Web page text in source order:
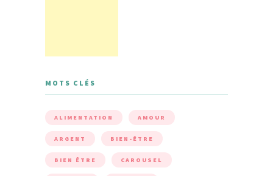
MOTS CLÉS
ALIMENTATION AMOUR
ARGENT BIEN-ÊTRE
BIEN ÊTRE CAROUSEL